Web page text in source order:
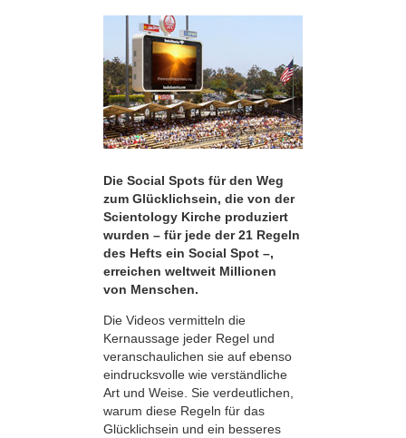
Die Social Spots für den Weg
zum Glücklichsein, die von der
Scientology Kirche produziert
wurden – für jede der 21 Regeln
des Hefts ein Social Spot –,
erreichen weltweit Millionen
von Menschen.
Die Videos vermitteln die
Kernaussage jeder Regel und
veranschaulichen sie auf ebenso
eindrucksvolle wie verständliche
Art und Weise. Sie verdeutlichen,
warum diese Regeln für das
Glücklichsein und ein besseres